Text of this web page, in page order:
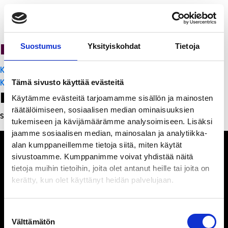
Suostumus Yksityiskohdat Tietoja
Tämä sivusto käyttää evästeitä
Käytämme evästeitä tarjoamamme sisällön ja mainosten
räätälöimiseen, sosiaalisen median ominaisuuksien
tukemiseen ja kävijämäärämme analysoimiseen. Lisäksi
jaamme sosiaalisen median, mainosalan ja analytiikka-
alan kumppaneillemme tietoja siitä, miten käytät
sivustoamme. Kumppanimme voivat yhdistää näitä
tietoja muihin tietoihin, joita olet antanut heille tai joita on
kerätty, kun olet käyttänyt heidän palvelujaan.
valinta
Välttämätön
PanchoVilla
Artikkelien
selaus
K-Citymarket Pori Puuvilla
K-Citymarket Pori Puuvilla
Leave a Reply
Sinun täytyy kirjautua sisään